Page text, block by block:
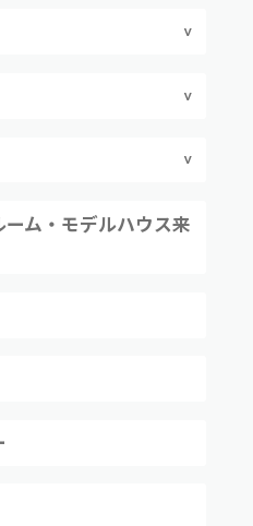
ム・モデルハウス来